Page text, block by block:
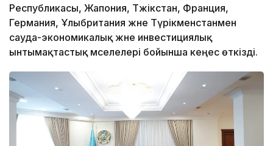
Республикасы, Жапония, Тәжікстан, Франция,
Германия, Ұлыбритания және Түрікменстанмен
сауда-экономикалық және инвестициялық
ынтымақтастық мәселелері бойынша кеңес өткізді.